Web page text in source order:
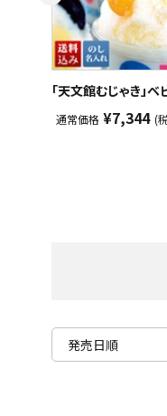
酒類
ギフト
ご利用ガイド
「天文館むじゃき」
通常価格 ¥7,344 (
発売日順